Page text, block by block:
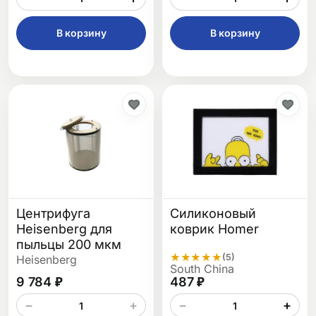
В корзину В корзину
Центрифуга
Heisenberg для
пыльцы 200 мкм
Heisenberg
9 784 ₽
−
+
Силиконовый
коврик Homer
★★★★★ (5)
South China
487 ₽
−
+